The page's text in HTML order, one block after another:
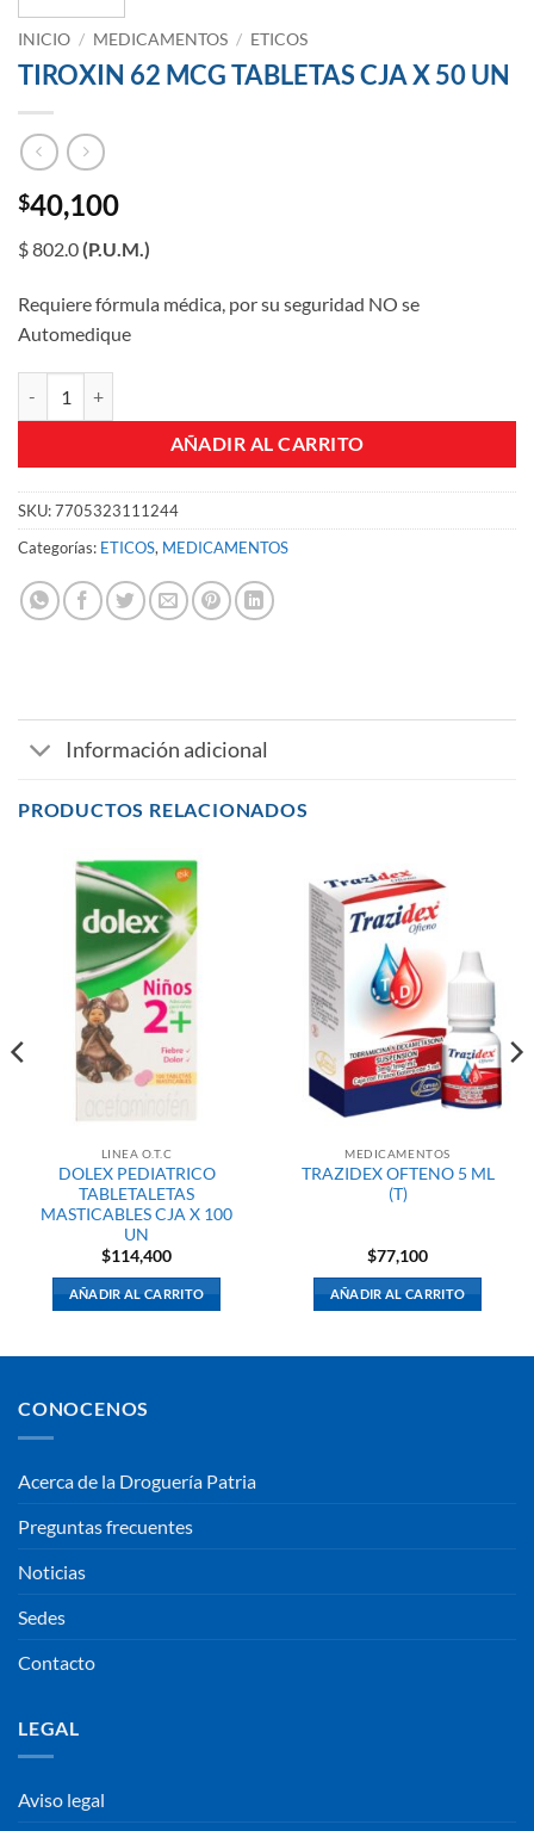
INICIO / MEDICAMENTOS / ETICOS
TIROXIN 62 MCG TABLETAS CJA X 50 UN
$40,100
$ 802.0(P.U.M.)
Requiere fórmula médica, por su seguridad NO se
Automedique
AÑADIR AL CARRITO
SKU:7705323111244
Categorías: ETICOS, MEDICAMENTOS
Información adicional
PRODUCTOS RELACIONADOS
LINEA O.T.C
DOLEX PEDIATRICO
TABLETALETAS
MASTICABLES CJA X 100
UN
$114,400
AÑADIR AL CARRITO
MEDICAMENTOS
TRAZIDEX OFTENO 5 ML
(T)
$77,100
AÑADIR AL CARRITO
CONOCENOS
Acerca de la Droguería Patria
Preguntas frecuentes
Noticias
Sedes
Contacto
LEGAL
Aviso legal